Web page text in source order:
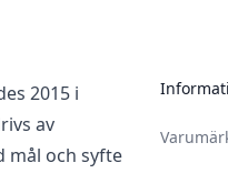
2015 i
av
mål och syfte